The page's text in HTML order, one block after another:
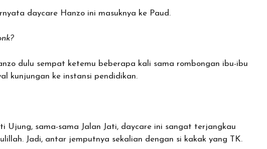
daycare Hanzo ini masuknya ke Paud.
dulu sempat ketemu beberapa kali sama rombongan ibu-ibu
kunjungan ke instansi pendidikan.
Ujung, sama-sama Jalan Jati, daycare ini sangat terjangkau
Jadi, antar jemputnya sekalian dengan si kakak yang TK.